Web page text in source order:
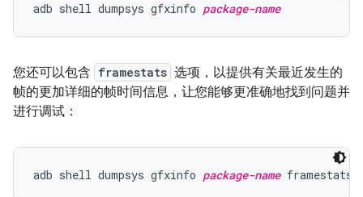
adb shell dumpsys gfxinfo package-name
您还可以包含 framestats 选项，以提供有关最近发生的
帧的更加详细的帧时间信息，让您能够更准确地找到问题并
进行调试：
adb shell dumpsys gfxinfo package-name